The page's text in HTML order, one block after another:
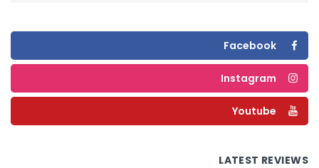
Facebook
Instagram
Youtube
LATEST REVIEWS